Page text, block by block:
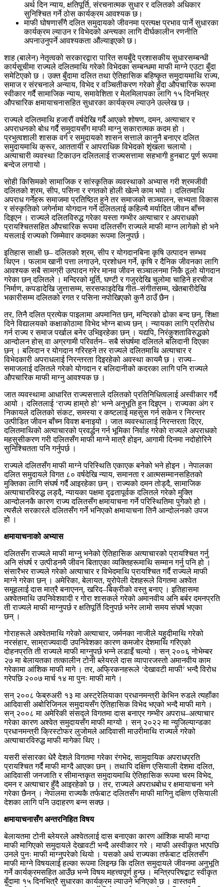
अर्थ दिन न्याय, क्षतिपूर्ति, संरचनात्मक सुधार र दलितको अधिकार
सुनिश्चित गर्ने ठोस कार्यक्रम आवश्यक छ।
माफी घोषणासँगै दलित समुदायको जीवनमा प्रत्यक्ष प्रभाव पार्ने सुधारका
कार्यक्रम ल्याउन र विभेदको अन्त्यका लागि दीर्घकालीन रणनीति
अपनाउनुपर्ने आवश्यकता औंल्याइएको छ।
शाह (बालेन) नेतृत्वको सरकारद्वारा पारित सयबुँदे प्रशासकीय सुधारसम्बन्धी
कार्यसूचीमा राज्यले दलितमाथि गरेको विभेदका सम्बन्धमा माफी माग्ने एउटा बुँदा
समेटिएको छ । उक्त बुँदामा दलित तथा ऐतिहासिक बहिष्कृत समुदायमाथि राज्य,
समाज र संरचनाले अन्याय, विभेद र वञ्चितीकरण गरेको हुँदा औपचारिक रूपमा
स्वीकार गर्दै सामाजिक न्याय, समावेशिता र मेलमिलापका लागि १५ दिनभित्र
औपचारिक क्षमायाचनासहित सुधारका कार्यक्रम ल्याउने उल्लेख छ ।
राज्यले दलितमाथि हजारौं वर्षदेखि गर्दै आएको शोषण, दमन, अत्याचार र
अपराधनको बोध गर्दै समुदायसँग माफी माग्नु सकारात्मक कदम हो ।
प्रभुत्वशाली शासक वर्ग र समुदायको शासन सत्ताले कानुनै बनाएर दलित
समुदायमाथि क्रूर, आततायी र आपराधिक विभेदको शृंखला चलायो ।
अत्याचारी व्यवस्था टिकाउन दलितलाई राज्यसत्तामा सहभागी हुनबाट पूर्ण रूपमा
बन्देज लगायो ।
सोही किसिमको सामाजिक र सांस्कृतिक व्यवस्थाको अभ्यास गरी श्रमजीवी
दलितको श्रम, सीप, पसिना र रगतको होली खेल्ने काम भयो । दलितमाथि
अपराध गर्नेहरू समाजमा प्रतिष्ठित हुने तर समाजको सञ्चालन, सभ्यता विकास
र संस्कृतिको जगेर्नामा योगदान गर्ने दलितलाई कहिल्यै मर्यादित जीवन बाँच्न
दिइएन । राज्यले दलितविरुद्ध गरेका यस्ता गम्भीर अत्याचार र अपराधको
प्रायश्चितसहित औपचारिक रूपमा दलितसँग राज्यले माफी माग्न लागेको हो भने
यसलाई राज्यको जिम्मेवार कदमका रूपमा लिनुपर्छ ।
इतिहास साक्षी छ– दलितको श्रम, सीप र योगदानबिना कृषि उत्पादन सम्भव
थिएन । फलाम खानी पत्ता लगाउने, प्रशोधन गर्ने, कृषि र दैनिक जीवनका लागि
आवश्यक सबै सामग्री उत्पादन गरेर मानव जीवन सञ्चालनमा निकै ठूलो योगदान
गरेका छन् दलितले । मन्दिरको मूर्ति, घण्टी र गजुरदेखि चुलोमा चाहिने हरचीज
निर्माण, कपडादेखि जुत्तासम्म, सरसफाइदेखि गीत–संगीतसम्म, खेतबारीदेखि
भकारीसम्म दलितको रगत र पसिना नपोखिएको कुनै ठाउँ छैन ।
तर, तिनै दलित प्रत्येक पाइलामा अपमानित छन्, मन्दिरको ढोका बन्द छन्, शिक्षा
दिने विद्यालयको कक्षाकोठामा विभेद भोग्न बाध्य छन् । न्यायका लागि प्रतिरोध
गर्न राज्य र समाज पर्खाल बनेर उभिइरहेका छन् । यद्यपि, निरंकुशताविरुद्धको
आन्दोलन होस् वा अग्रगामी परिवर्तन– सबै संघर्षमा दलितले बलिदानी दिएका
छन् । बलिदान र योगदान गरिरहने तर राज्यले दलितमाथि अत्याचार र
विभेदकारी अपराधलाई निरन्तरता दिइरहेको अवस्था कायमै छ । राज्य–
समाजलाई दलितले गरेको योगदान र बलिदानीको कदरका लागि पनि राज्यले
औपचारिक माफी माग्नु आवश्यक छ ।
जात व्यवस्थामा आधारित राज्यसत्ताले दलितको प्रतिनिधित्वलाई अस्वीकार गर्दै
आयो । दलितलाई ‘राज्य हाम्रो हो’ भन्ने अनुभूति हुन दिइएन । राज्यका अंग र
निकायले दलितको संकट, समस्या र कष्टलाई महसुस गर्न सकेन र निरन्तर
उत्पीडित जीवन बाँच्न विवश बनाइयो । जात व्यवस्थालाई निरन्तरता दिएर,
दलितमाथिको अत्याचारको प्रवर्द्धन गर्न भूमिका निर्वाह गरेको राज्यले अपराधको
महसुसीकरण गरी दलितसँग माफी माग्ने मात्रै होइन, आगामी दिनमा नदोहोरिने
सुनिश्चितता पनि गर्नुपर्छ ।
राज्यले दलितसँग माफी माग्ने परिस्थिति एकाएक बनेको भने होइन । नेपालका
दलित समुदायले विगत ८० वर्षदेखि न्याय, समानता र आत्मसम्मानसहितको
मुक्तिका लागि संघर्ष गर्दै आइरहेका छन् । राज्यको दमन तोड्दै, सामाजिक
अत्याचारविरुद्ध लड्दै, न्यायका पक्षमा दृढतापूर्वक दलितले गरेको मुक्ति
आन्दोलनकै कारण राज्य दलितसँग क्षमायाचना गर्ने परिस्थितिमा पुगेको हो ।
त्यसैले सरकारले दलितसँग गर्ने भनिएको क्षमायाचना तिनै आन्दोलनको उपज
हो ।
क्षमायाचनाको अभ्यास
दलितसँग राज्यले माफी माग्नु भनेको ऐतिहासिक अत्याचारको प्रायश्चित गर्नु
अनि संघर्ष र उत्पीडनमै जीवन बिताएका व्यक्तिहरूमाथि सम्मान गर्नु पनि हो ।
संसारैभर राज्यले गरेको अत्याचार र विभेदमाथि प्रायश्चित गर्दै राज्यले माफी
माग्ने गरेका छन् । अमेरिका, बेलायत, युरोपेली देशहरूले विगतमा अश्वेत
समूहलाई दास मात्रै बनाएनन्, खरिद–बिक्रीको वस्तु बनाए । इतिहासमा
अश्वेतमाथि उपनिवेशवादी र गोरा शासकले गरेको अमानवीय अनि बर्बर दमनप्रति
ती राज्यले माफी माग्नुपर्छ र क्षतिपूर्ति दिनुपर्छ भनेर लामो समय संघर्ष भएका
छन् ।
गोराहरूले अश्वेतमाथि गरेको अत्याचार, जर्मनका नाजीले यहुदीमाथि गरेको
नरसंहार, साम्राज्यवादी उपनिवेशका कारण कमजोर देशमाथि गरिएको
दोहनप्रति ती राज्यले माफी माग्नुपर्छ भन्ने लडाइँ चल्यो । सन् २००६ नोभेम्बर
२७ मा बेलायतका तत्कालीन टोनी ब्लेयरले दास व्यापारजस्तो अमानवीय काम
गरेकामा आंशिक माफी मागे । तर, अफ्रिकनहरूले ‘देखावटी माफी’ भन्दै विरोध
गरेपछि २००७ मार्च १४ मा पुनः माफी मागे ।
सन् २००८ फेब्रुअरी १३ मा अस्ट्रेलियाका प्रधानमन्त्री केभिन रुडले त्यहाँका
आदिवासी अबोरिजिनल समुदायसँग ऐतिहासिक विभेद भएको भन्दै माफी मागे ।
सन् २००८ मा अमेरिकी संसद्ले विगतमा दास बनाएर गम्भीर अपराध–अत्याचार
गरेका कारण अश्वेत समुदायसँग माफी माग्यो । सन् २०२२ मा न्युजिल्यान्डका
प्रधानमन्त्री क्रिस्टोफर लुजोमले आदिवासी माउरीमाथि राज्यले गरेको
अत्याचारविरुद्ध माफी मागेका थिए ।
यसरी संसारका धेरै देशले विगतमा गरेका रंगभेद, सामुदायिक अपराधप्रति
प्रायश्चित गर्दै माफी माग्दै आएका छन् । तथापि दक्षिण एसियाली देशमा दलित,
आदिवासी जनजाति र सीमान्तकृत समुदायमाथि ऐतिहासिक रूपमा चरम विभेद,
दमन र अत्याचार हुँदै आइरहेको छ । तर, राज्यले अपराधबोध र क्षमायाचना भने
गरेका छैनन् । नेपालमा राज्यकै तर्फबाट दलितसँग माफी मागिनु दक्षिण एसियाली
देशका लागि पनि उदाहरण बन्न सक्छ ।
क्षमायाचनासँग अन्तरनिहित विषय
बेलायतमा टोनी ब्लेयरले अश्वेतलाई दास बनाएका कारण आंशिक माफी माग्दा
माफी मागिएको समुदायले देखावटी भन्दै अस्वीकार गरे । माफी अस्वीकृत भएपछि
उनले पुनः माफी माग्नुपरेको थियो । यसको अर्थ राज्यका तर्फबाट दलितसँग
माफी माग्ने विषयलाई हल्का रूपमा लिइन्छ कि दलित समुदायले जीवनमा अनुभूति
गर्ने कार्यक्रमसहित आउँछ भन्ने विषय महत्त्वपूर्ण हुन्छ । मन्त्रिपरिषद्बाट स्वीकृत
बुँदामा १५ दिनभित्रै सुधारका कार्यक्रम ल्याउने भनिएको छ । वास्तवमै